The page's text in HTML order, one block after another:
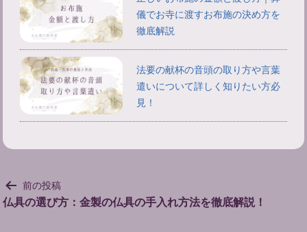
儀でお寺に渡すお布施の決め方を
徹底解説
法要の献杯の音頭の取り方や言葉
遣いについて詳しく知りたい方必
見！
投
稿
前の投稿
仏具の選び方：金製の仏具の手入れ方法を徹底解説！